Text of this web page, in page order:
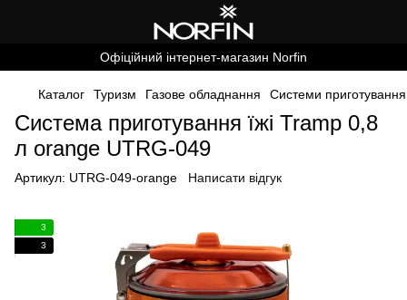
Офіційний інтернет-магазин Norfin
Каталог Туризм Газове обладнання Системи приготування
Система приготування їжі Tramp 0,8
л orange UTRG-049
Артикул: UTRG-049-orange Написати відгук
3
3